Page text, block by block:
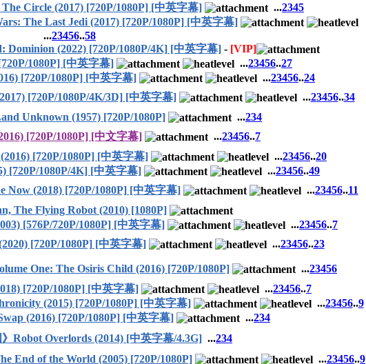
Circle (2017) [720P/1080P] [中英字幕] ...2345
The Last Jedi (2017) [720P/1080P] [中英字幕]
...23456..58
Dominion (2022) [720P/1080P/4K] [中英字幕]- [VIP]
1080P] [中英字幕] ...23456..27
[720P/1080P] [中英字幕] ...23456..24
[720P/1080P/4K/3D] [中英字幕] ...23456..34
Unknown (1957) [720P/1080P] ...234
[720P/1080P] [中文字幕] ...23456..7
[720P/1080P] [中英字幕] ...23456..20
[720P/1080P/4K] [中英字幕] ...23456..49
Now (2018) [720P/1080P] [中英字幕] ...23456..11
The Flying Robot (2010) [1080P]
[576P/720P/1080P] [中英字幕] ...23456..7
[720P/1080P] [中英字幕] ...23456..23
One: The Osiris Child (2016) [720P/1080P] ...23456
[720P/1080P] [中英字幕] ...23456..7
(2015) [720P/1080P] [中英字幕] ...23456..9
(2016) [720P/1080P] [中英字幕] ...234
》Robot Overlords (2014) [中英字幕/4.3G] ...234
End of the World (2005) [720P/1080P] ...23456..9